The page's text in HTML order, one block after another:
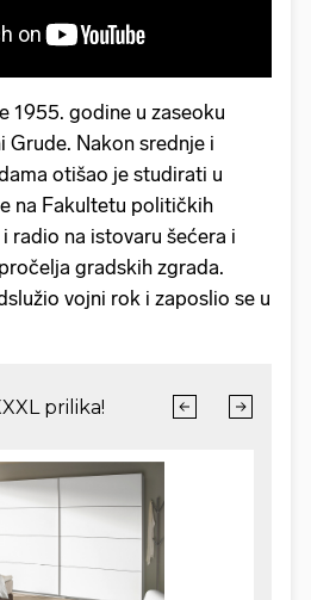
1955. godine u zaseoku
Grude. Nakon srednje i
otišao je studirati u
na Fakultetu političkih
radio na istovaru šećera i
gradskih zgrada.
vojni rok i zaposlio se u